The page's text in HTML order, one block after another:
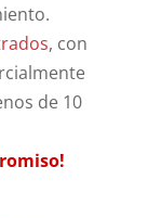
, con
de 10